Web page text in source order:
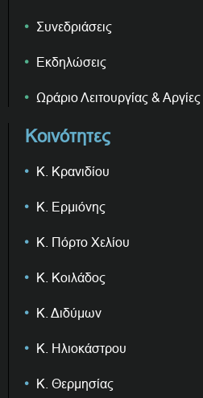
Συνεδριάσεις
Εκδηλώσεις
Ωράριο Λειτουργίας & Αργίες
Κοινότητες
Κ. Κρανιδίου
Κ. Ερμιόνης
Κ. Πόρτο Χελίου
Κ. Κοιλάδος
Κ. Διδύμων
Κ. Ηλιοκάστρου
Κ. Θερμησίας